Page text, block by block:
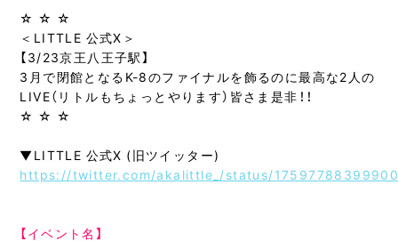
☆ ☆ ☆
＜LITTLE 公式X＞
【3/23京王八王子駅】
3月で閉館となるK-8のファイナルを飾るのに最高な2人の
LIVE（リトルもちょっとやります）皆さま是非！！
☆ ☆ ☆
▼LITTLE 公式X (旧ツイッター)
https://twitter.com/akalittle_/status/
【イベント名】